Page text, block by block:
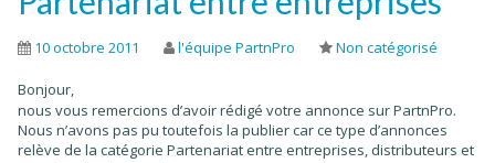
10 octobre 2011 l'équipe PartnPro Non catégorisé
Bonjour,
nous vous remercions d’avoir rédigé votre annonce sur PartnPro.
Nous n’avons pas pu toutefois la publier car ce type d’annonces
relève de la catégorie Partenariat entre entreprises, distributeurs et